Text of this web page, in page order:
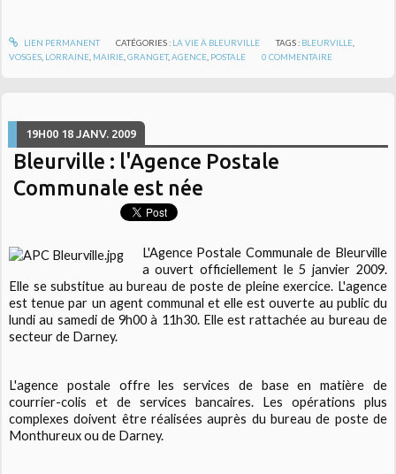
LIEN PERMANENT CATÉGORIES : LA VIE À BLEURVILLE TAGS : BLEURVILLE
VOSGES LORRAINE MAIRIE ,GRANGET,AGENCE POSTALE 0 COMMENTAIRE
19H00 18 JANV. 2009
Bleurville : l'Agence Postale
Communale est née
L'Agence Postale Communale de Bleurville
a ouvert officiellement le 5 janvier 2009.
Elle se substitue au bureau de poste de pleine exercice. L'agence
est tenue par un agent communal et elle est ouverte au public du
lundi au samedi de 9h00 à 11h30. Elle est rattachée au bureau de
secteur de Darney.
L'agence postale offre les services de base en matière de
courrier-colis et de services bancaires. Les opérations plus
complexes doivent être réalisées auprès du bureau de poste de
Monthureux ou de Darney.